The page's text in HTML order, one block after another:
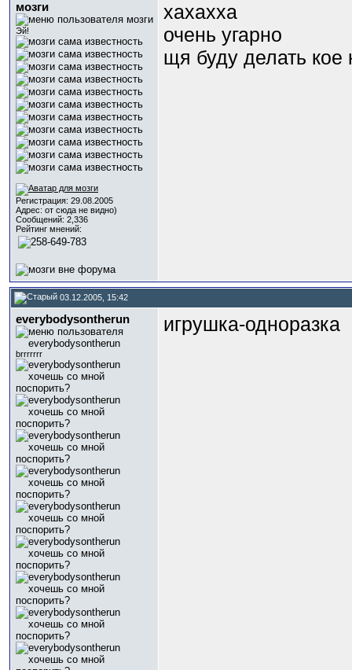
мозги
Эй!
Регистрация: 29.08.2005
Адрес: от сюда не видно)
Сообщений: 2,336
Рейтинг мнений:
хахахха
очень угарно
щя буду делать кое
03.12.2005, 15:42
everybodysontherun
brrrrrrr
игрушка-одноразка